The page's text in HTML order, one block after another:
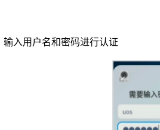
输入用户名和密码进行认证